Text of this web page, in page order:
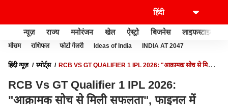
न्यूज़ राज्य मनोरंजन खेल ऐस्ट्रो बिजनेस लाइफस्टाइल
मौसम राशिफल फोटो गैलरी Ideas of India INDIA AT 2047
हिंदी न्यूज़ स्पोर्ट्स
RCB VS GT QUALIFIER 1 IPL 2026: "आक्रामक सोच से मिली
RCB Vs GT Qualifier 1 IPL 2026:
"आक्रामक सोच से मिली सफलता", फाइनल में